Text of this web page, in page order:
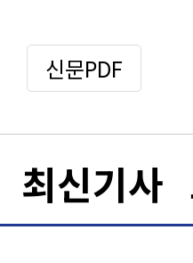
신문PDF
최신기사